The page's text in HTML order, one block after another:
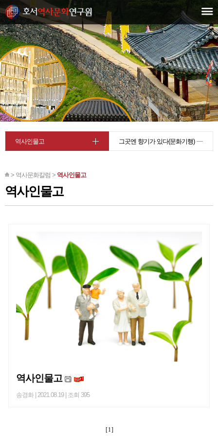
역사인물고 그곳엔 향기가 있다(문화기행)
> 역사문화칼럼 > 역사인물고
역사인물고
역사인물고
송경화| 2021.08.19 | 조회 395
[ 1 ]